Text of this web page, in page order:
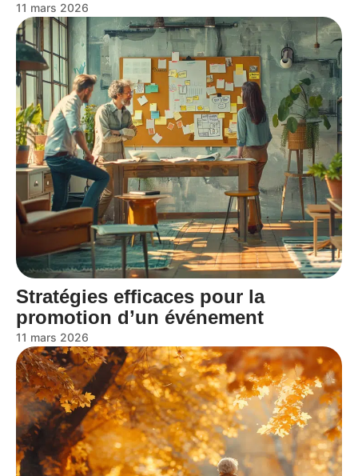
11 mars 2026
Stratégies efficaces pour la
promotion d’un événement
11 mars 2026